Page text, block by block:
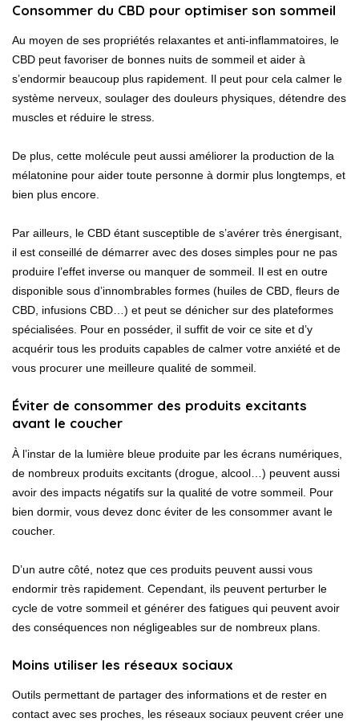
Consommer du CBD pour optimiser son sommeil
Au moyen de ses propriétés relaxantes et anti-inflammatoires, le
CBD peut favoriser de bonnes nuits de sommeil et aider à
s’endormir beaucoup plus rapidement. Il peut pour cela calmer le
système nerveux, soulager des douleurs physiques, détendre des
muscles et réduire le stress.
De plus, cette molécule peut aussi améliorer la production de la
mélatonine pour aider toute personne à dormir plus longtemps, et
bien plus encore.
Par ailleurs, le CBD étant susceptible de s’avérer très énergisant,
il est conseillé de démarrer avec des doses simples pour ne pas
produire l’effet inverse ou manquer de sommeil. Il est en outre
disponible sous d’innombrables formes (huiles de CBD, fleurs de
CBD, infusions CBD…) et peut se dénicher sur des plateformes
spécialisées. Pour en posséder, il suffit de voir ce site et d’y
acquérir tous les produits capables de calmer votre anxiété et de
vous procurer une meilleure qualité de sommeil.
Éviter de consommer des produits excitants
avant le coucher
À l’instar de la lumière bleue produite par les écrans numériques,
de nombreux produits excitants (drogue, alcool…) peuvent aussi
avoir des impacts négatifs sur la qualité de votre sommeil. Pour
bien dormir, vous devez donc éviter de les consommer avant le
coucher.
D’un autre côté, notez que ces produits peuvent aussi vous
endormir très rapidement. Cependant, ils peuvent perturber le
cycle de votre sommeil et générer des fatigues qui peuvent avoir
des conséquences non négligeables sur de nombreux plans.
Moins utiliser les réseaux sociaux
Outils permettant de partager des informations et de rester en
contact avec ses proches, les réseaux sociaux peuvent créer une